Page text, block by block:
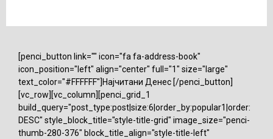
[penci_button link="" icon="fa fa-address-book"
icon_position="left" align="center" full="1" size="large"
text_color="#FFFFFF"]Најчитани Денес [/penci_button]
[vc_row][vc_column][penci_grid_1
build_query="post_type:post|size:6|order_by:popular1|order:
DESC" style_block_title="style-title-grid" image_size="penci-
thumb-280-376" block_title_align="style-title-left"